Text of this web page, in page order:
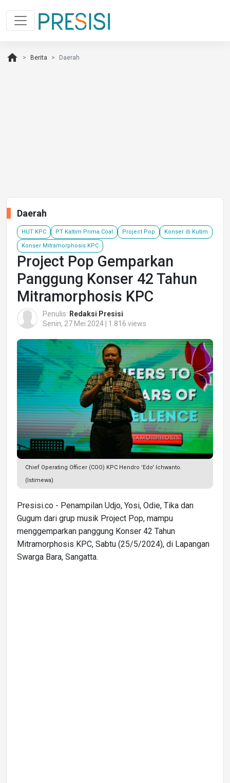
home Berita Daerah
Daerah
HUT KPC PT Kaltim Prima Coal Project Pop Konser di Kutim
Konser Mitramorphosis KPC
Project Pop Gemparkan
Panggung Konser 42 Tahun
Mitramorphosis KPC
Penulis: Redaksi Presisi
Senin, 27 Mei 2024 | 1.816 views
Chief Operating Officer (COO) KPC Hendro 'Edo' Ichwanto.
(Istimewa)
Presisi.co - Penampilan Udjo, Yosi, Odie, Tika dan
Gugum dari grup musik Project Pop, mampu
menggemparkan panggung Konser 42 Tahun
Mitramorphosis KPC, Sabtu (25/5/2024), di Lapangan
Swarga Bara, Sangatta.